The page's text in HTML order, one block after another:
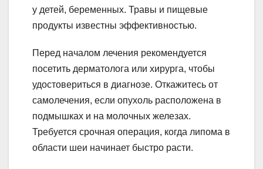
у детей, беременных. Травы и пищевые
продукты известны эффективностью.
Перед началом лечения рекомендуется
посетить дерматолога или хирурга, чтобы
удостовериться в диагнозе. Откажитесь от
самолечения, если опухоль расположена в
подмышках и на молочных железах.
Требуется срочная операция, когда липома в
области шеи начинает быстро расти.